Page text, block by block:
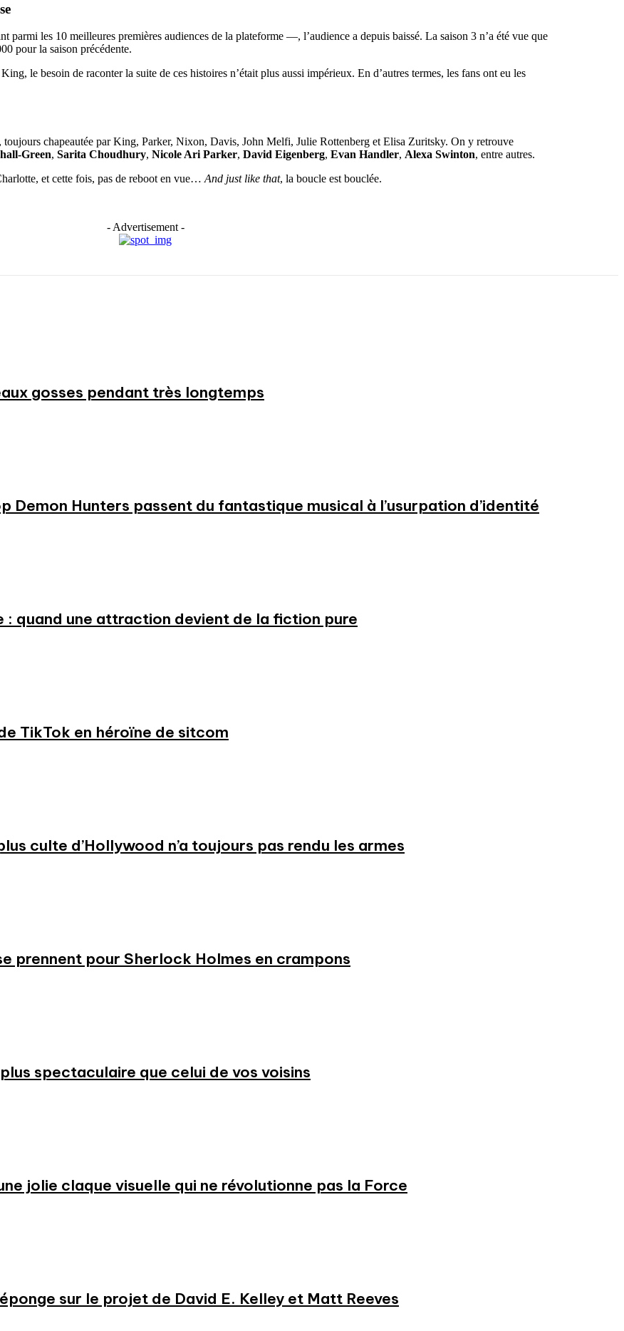
les 10 meilleures premières audiences de la plateforme —, l’audience a depuis baissé. La saison 3 n’a été vue que
pour la saison précédente.
le besoin de raconter la suite de ces histoires n’était plus aussi impérieux. En d’autres termes, les fans ont eu les
toujours chapeautée par King, Parker, Nixon, Davis, John Melfi, Julie Rottenberg et Elisa Zuritsky. On y retrouve
Green, Sarita Choudhury, Nicole Ari Parker, David Eigenberg, Evan Handler, Alexa Swinton, entre autres.
et cette fois, pas de reboot en vue… And just like that, la boucle est bouclée.
- Advertisement -
gosses pendant très longtemps
Demon Hunters passent du fantastique musical à l’usurpation d’identité
: quand une attraction devient de la fiction pure
TikTok en héroïne de sitcom
culte d’Hollywood n’a toujours pas rendu les armes
prennent pour Sherlock Holmes en crampons
spectaculaire que celui de vos voisins
jolie claque visuelle qui ne révolutionne pas la Force
sur le projet de David E. Kelley et Matt Reeves